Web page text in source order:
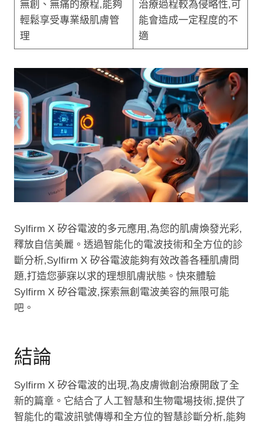
無創、無痛的療程,能夠
輕鬆享受專業級肌膚管
理
治療過程較為侵略性,可
能會造成一定程度的不
適
Sylfirm X 矽谷電波的多元應用,為您的肌膚煥發光彩,
釋放自信美麗。透過智能化的電波技術和全方位的診
斷分析,Sylfirm X 矽谷電波能夠有效改善各種肌膚問
題,打造您夢寐以求的理想肌膚狀態。快來體驗
Sylfirm X 矽谷電波,探索無創電波美容的無限可能
吧。
結論
Sylfirm X 矽谷電波的出現,為皮膚微創治療開啟了全
新的篇章。它結合了人工智慧和生物電場技術,提供了
智能化的電波訊號傳導和全方位的智慧診斷分析,能夠